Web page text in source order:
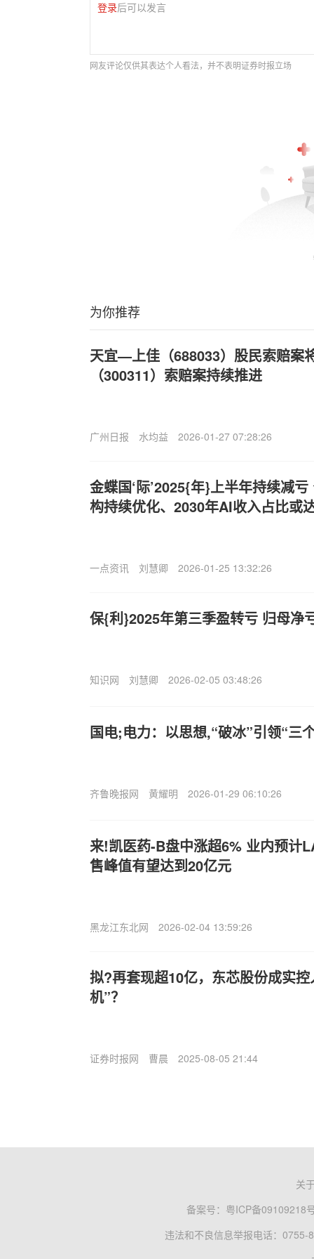
登录后可以发言
网友评论仅供其表达个人看法，并不表明证券时报立场
为你推荐
天宜—上佳（688033）股民索赔案
（300311）索赔案持续推进
广州日报 水均益 2026-01-27 07:28:26
金蝶国‘际’2025{年}上半年持续减
构持续优化、2030年AI收入占比或
一点资讯 刘慧卿 2026-01-25 13:32:26
保{利}2025年第三季盈转亏 归母净
知识网 刘慧卿 2026-02-05 03:48:26
国电;电力：以思想,“破冰”引领“三
齐鲁晚报网 黄耀明 2026-01-29 06:10:26
来!凯医药-B盘中涨超6% 业内预计
售峰值有望达到20亿元
黑龙江东北网 2026-02-04 13:59:26
拟?再套现超10亿，东芯股份成实
机”？
证券时报网 曹晨 2025-08-05 21:44
关
备案号： 粤ICP备09109218
违法和不良信息举报电话：0755-